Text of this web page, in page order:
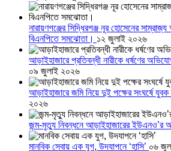
নারায়ণগঞ্জের সিদ্ধিরগঞ্জ নূর হোসেনের
বিএনপিতে সমঝোতা। ১২ জুলাই ২০২৬
আড়াইহাজারে প্রতিবন্ধী নারীকে ধর্ষণের
০৯ জুলাই ২০২৬
আড়াইহাজারে জমি নিয়ে দুই পক্ষের সংঘর্ষে
২০২৬
জন্ম-মৃত্যু নিবন্ধনে আড়াইহাজারের ইউএনও’র
মানবিক সেবায় এক যুগ, উদযাপনে ‘হাসি’ ০৬